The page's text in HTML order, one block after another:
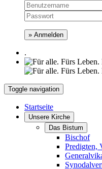
» Anmelden
.
Toggle navigation
Startseite
Unsere Kirche
Das Bistum
Bischof
Predigten,